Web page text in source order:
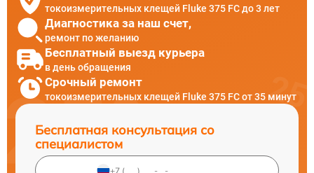
токоизмерительных клещей Fluke 375 FC до 3 лет
Диагностика за наш счет,
ремонт по желанию
Бесплатный выезд курьера
в день обращения
Срочный ремонт
токоизмерительных клещей Fluke 375 FC от 35 минут
Бесплатная консультация со
специалистом